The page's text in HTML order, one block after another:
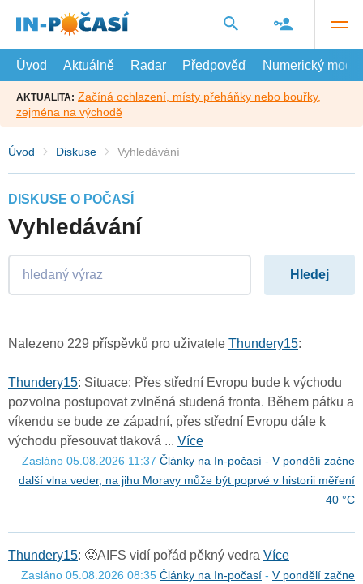
hlavní
Úvod
Aktuálně Radar Předpověď Numerický model
AKTUALITA: Začíná ochlazení, místy přeháňky nebo bouřky,
zejména na východě
Úvod Diskuse Vyhledávání
DISKUSE O POČASÍ
Vyhledávání
Nalezeno 229 příspěvků pro uživatele Thundery15:
Thundery15: Situace: Přes střední Evropu bude k východu
pozvolna postupovat zvlněná studená fronta. Během pátku a
víkendu se bude ze západní, přes střední Evropu dále k
východu přesouvat tlaková ... Více
Zasláno 05.08.2026 11:37 Články na In-počasí - V pondělí začne
další vlna veder, na jihu Moravy může být poprvé v historii měření
40 °C
Thundery15: 🥵AIFS vidí pořád pěkný vedra Více
Zasláno 05.08.2026 08:35 Články na In-počasí - V pondělí začne